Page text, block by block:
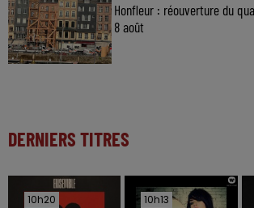
Honfleur : réouverture du
8 août
DERNIERS TITRES
10h20
10h20 10h13
10h13